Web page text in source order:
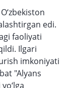
edi.
faoliyati
Ilgari
imkoniyati
"Alyans